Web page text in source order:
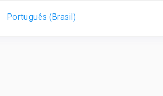
Português (Brasil)